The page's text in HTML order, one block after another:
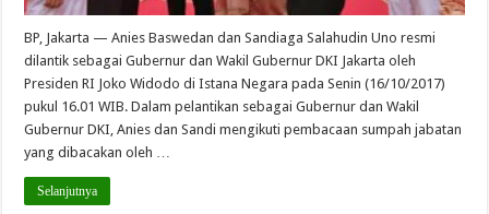
BP, Jakarta — Anies Baswedan dan Sandiaga Salahudin Uno resmi
dilantik sebagai Gubernur dan Wakil Gubernur DKI Jakarta oleh
Presiden RI Joko Widodo di Istana Negara pada Senin (16/10/2017)
pukul 16.01 WIB. Dalam pelantikan sebagai Gubernur dan Wakil
Gubernur DKI, Anies dan Sandi mengikuti pembacaan sumpah jabatan
yang dibacakan oleh …
Selanjutnya